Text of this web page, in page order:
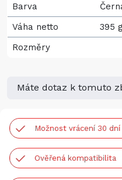
Barva
Váha netto
395
Rozměry
Máte dotaz k tomuto
Možnost vrácení 30 dní
Ověřená kompatibilita